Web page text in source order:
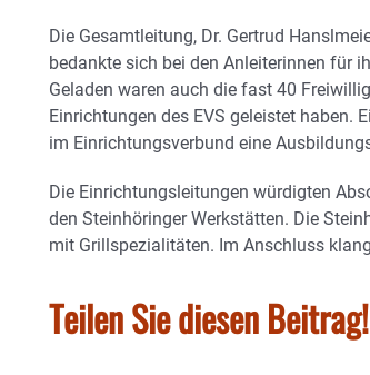
Die Gesamtleitung, Dr. Gertrud
bedankte sich bei den Anleiterinnen für
Geladen waren auch die fast 40
Einrichtungen des EVS geleistet haben.
im Einrichtungsverbund eine
Die Einrichtungsleitungen würdigten
den Steinhöringer Werkstätten. Die
mit Grillspezialitäten. Im Anschluss
Teilen Sie diesen Beitrag!